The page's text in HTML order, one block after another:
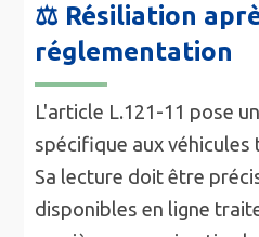
⚖️ Résiliation
réglementation
L'article L.121-11 pose
spécifique aux
Sa lecture doit être
disponibles en ligne